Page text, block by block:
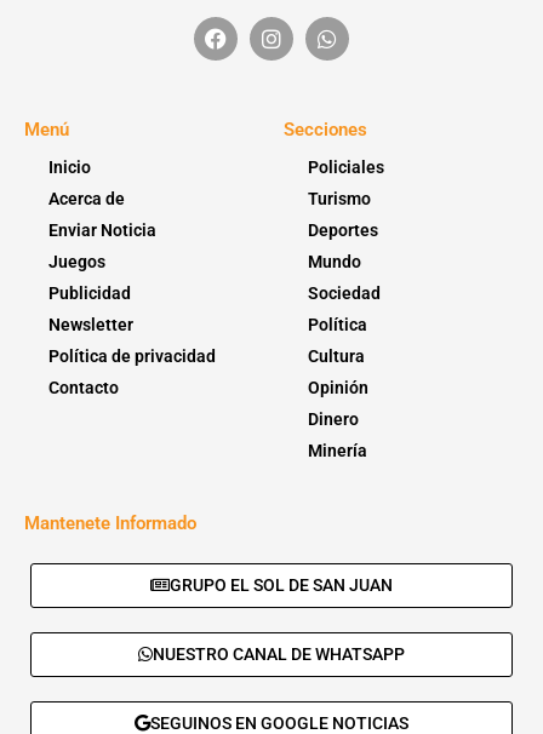
Menú
Inicio
Acerca de
Enviar Noticia
Juegos
Publicidad
Newsletter
Política de privacidad
Contacto
Secciones
Policiales
Turismo
Deportes
Mundo
Sociedad
Política
Cultura
Opinión
Dinero
Minería
Mantenete Informado
GRUPO EL SOL DE SAN JUAN
NUESTRO CANAL DE WHATSAPP
SEGUINOS EN GOOGLE NOTICIAS